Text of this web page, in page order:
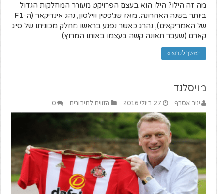
מה זה הילו? הילו הוא בעצם הפרויקט מעורר המחלקות הגדול
ביותר בשנה האחרונה. מאז שג'סטין ווילסון, נהג אינדיקאר (ה-F1
של האמריקאים), נהרג כאשר נפגע בראשו מחלק מכוניתו של סייג
קארם (שעבר תאונה קשה בעצמו באותו המרוץ)
המשך לקרוא »
מויסלנד
יניב אסרף 27 ביולי 2016 הזווית לחיבורים 0